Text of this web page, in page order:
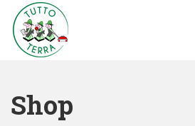
Shop